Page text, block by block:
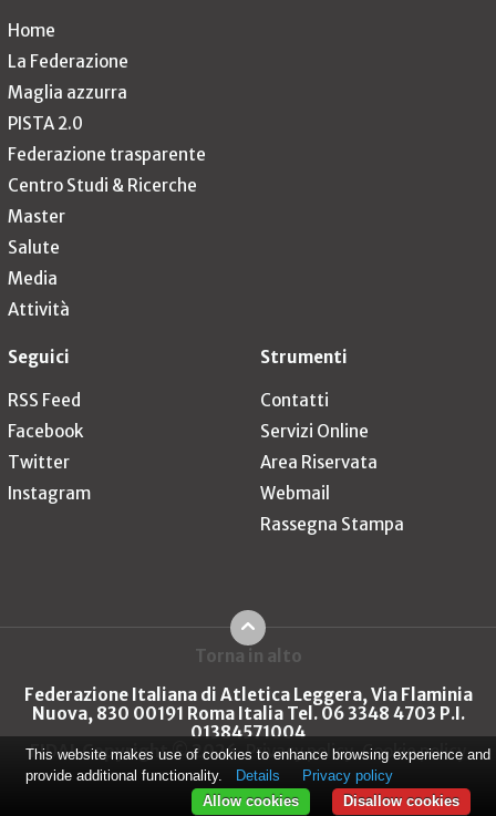
Home
La Federazione
Maglia azzurra
PISTA 2.0
Federazione trasparente
Centro Studi & Ricerche
Master
Salute
Media
Attività
Seguici
RSS Feed
Facebook
Twitter
Instagram
Strumenti
Contatti
Servizi Online
Area Riservata
Webmail
Rassegna Stampa
Torna in alto
Federazione Italiana di Atletica Leggera, Via Flaminia
Nuova, 830 00191 Roma Italia Tel. 06 3348 4703 P.I.
01384571004
FIDAL Copyright © 2026 Privacy policy Cookie policy
This website makes use of cookies to enhance browsing experience and
provide additional functionality.
Details
Privacy policy
Disallow cookies
Allow cookies